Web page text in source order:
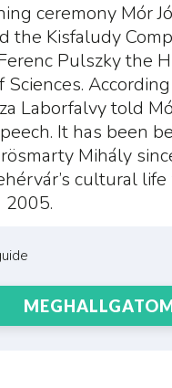
ceremony Mór
the Kisfaludy
Pulszky the
Sciences.
Laborfalvy told
It has been
Mihály
cultural
2005.